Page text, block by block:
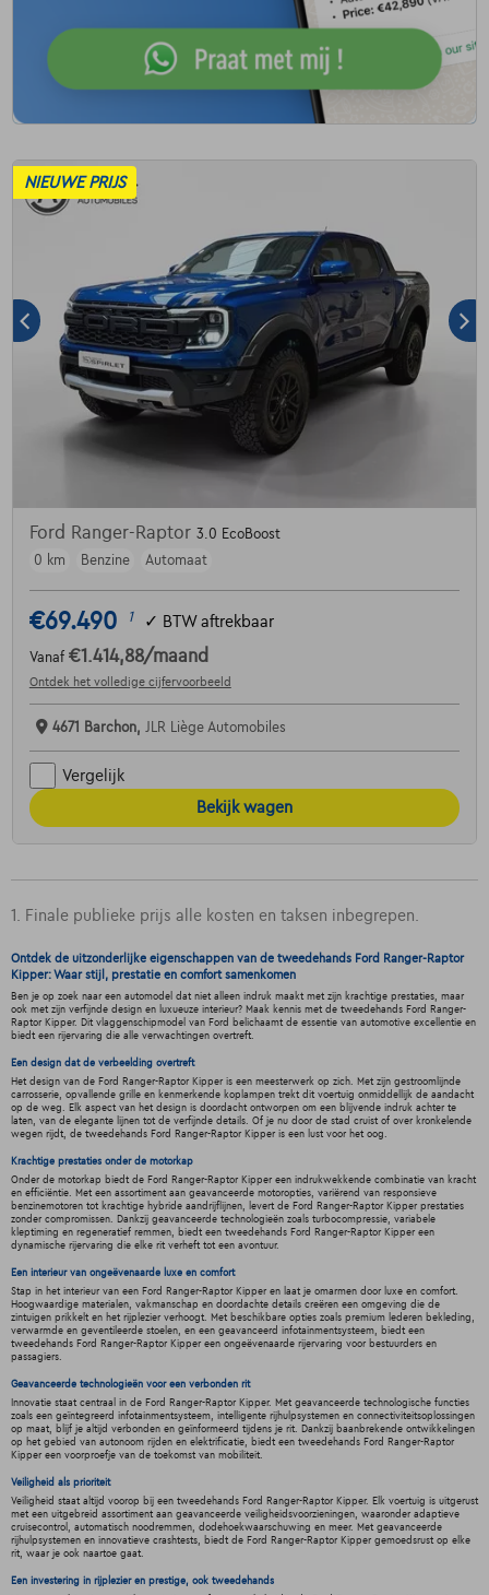
NIEUWE PRIJS
Ford Ranger-Raptor 3.0 EcoBoost
0 km
Benzine Automaat
€69.490 1 ✓ BTW aftrekbaar
Vanaf €1.414,88/maand
Ontdek het volledige cijfervoorbeeld
4671 Barchon, JLR Liège Automobiles
Vergelijk
Bekijk wagen
1. Finale publieke prijs alle kosten en taksen inbegrepen.
Ontdek de uitzonderlijke eigenschappen van de tweedehands Ford Ranger-Raptor
Kipper: Waar stijl, prestatie en comfort samenkomen
Ben je op zoek naar een automodel dat niet alleen indruk maakt met zijn krachtige prestaties, maar
ook met zijn verfijnde design en luxueuze interieur? Maak kennis met de tweedehands Ford Ranger-
Raptor Kipper. Dit vlaggenschipmodel van Ford belichaamt de essentie van automotive excellentie en
biedt een rijervaring die alle verwachtingen overtreft.
Een design dat de verbeelding overtreft
Het design van de Ford Ranger-Raptor Kipper is een meesterwerk op zich. Met zijn gestroomlijnde
carrosserie, opvallende grille en kenmerkende koplampen trekt dit voertuig onmiddellijk de aandacht
op de weg. Elk aspect van het design is doordacht ontworpen om een blijvende indruk achter te
laten, van de elegante lijnen tot de verfijnde details. Of je nu door de stad cruist of over kronkelende
wegen rijdt, de tweedehands Ford Ranger-Raptor Kipper is een lust voor het oog.
Krachtige prestaties onder de motorkap
Onder de motorkap biedt de Ford Ranger-Raptor Kipper een indrukwekkende combinatie van kracht
en efficiëntie. Met een assortiment aan geavanceerde motoropties, variërend van responsieve
benzinemotoren tot krachtige hybride aandrijflijnen, levert de Ford Ranger-Raptor Kipper prestaties
zonder compromissen. Dankzij geavanceerde technologieën zoals turbocompressie, variabele
kleptiming en regeneratief remmen, biedt een tweedehands Ford Ranger-Raptor Kipper een
dynamische rijervaring die elke rit verheft tot een avontuur.
Een interieur van ongeëvenaarde luxe en comfort
Stap in het interieur van een Ford Ranger-Raptor Kipper en laat je omarmen door luxe en comfort.
Hoogwaardige materialen, vakmanschap en doordachte details creëren een omgeving die de
zintuigen prikkelt en het rijplezier verhoogt. Met beschikbare opties zoals premium lederen bekleding,
verwarmde en geventileerde stoelen, en een geavanceerd infotainmentsysteem, biedt een
tweedehands Ford Ranger-Raptor Kipper een ongeëvenaarde rijervaring voor bestuurders en
passagiers.
Geavanceerde technologieën voor een verbonden rit
Innovatie staat centraal in de Ford Ranger-Raptor Kipper. Met geavanceerde technologische functies
zoals een geïntegreerd infotainmentsysteem, intelligente rijhulpsystemen en connectiviteitsoplossingen
op maat, blijf je altijd verbonden en geïnformeerd tijdens je rit. Dankzij baanbrekende ontwikkelingen
op het gebied van autonoom rijden en elektrificatie, biedt een tweedehands Ford Ranger-Raptor
Kipper een voorproefje van de toekomst van mobiliteit.
Veiligheid als prioriteit
Veiligheid staat altijd voorop bij een tweedehands Ford Ranger-Raptor Kipper. Elk voertuig is uitgerust
met een uitgebreid assortiment aan geavanceerde veiligheidsvoorzieningen, waaronder adaptieve
cruisecontrol, automatisch noodremmen, dodehoekwaarschuwing en meer. Met geavanceerde
rijhulpsystemen en innovatieve crashtests, biedt de Ford Ranger-Raptor Kipper gemoedsrust op elke
rit, waar je ook naartoe gaat.
Een investering in rijplezier en prestige, ook tweedehands